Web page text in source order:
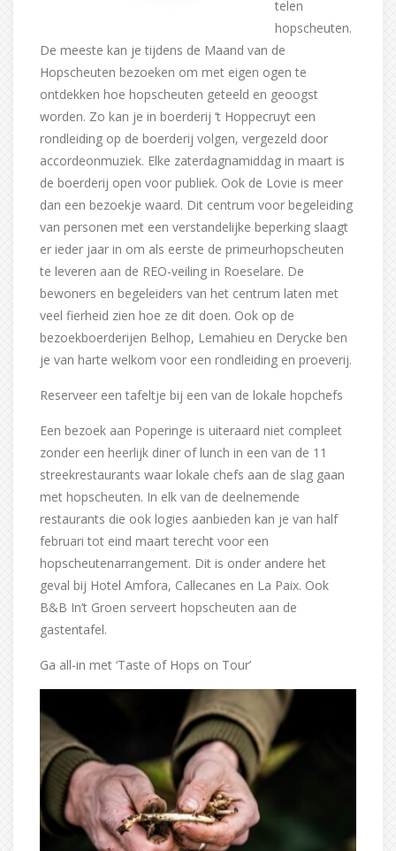
telen
hopscheuten.
De meeste kan je tijdens de Maand van de
Hopscheuten bezoeken om met eigen ogen te
ontdekken hoe hopscheuten geteeld en geoogst
worden. Zo kan je in boerderij ‘t Hoppecruyt een
rondleiding op de boerderij volgen, vergezeld door
accordeonmuziek. Elke zaterdagnamiddag in maart is
de boerderij open voor publiek. Ook de Lovie is meer
dan een bezoekje waard. Dit centrum voor begeleiding
van personen met een verstandelijke beperking slaagt
er ieder jaar in om als eerste de primeurhopscheuten
te leveren aan de REO-veiling in Roeselare. De
bewoners en begeleiders van het centrum laten met
veel fierheid zien hoe ze dit doen. Ook op de
bezoekboerderijen Belhop, Lemahieu en Derycke ben
je van harte welkom voor een rondleiding en proeverij.
Reserveer een tafeltje bij een van de lokale hopchefs
Een bezoek aan Poperinge is uiteraard niet compleet
zonder een heerlijk diner of lunch in een van de 11
streekrestaurants waar lokale chefs aan de slag gaan
met hopscheuten. In elk van de deelnemende
restaurants die ook logies aanbieden kan je van half
februari tot eind maart terecht voor een
hopscheutenarrangement. Dit is onder andere het
geval bij Hotel Amfora, Callecanes en La Paix. Ook
B&B In’t Groen serveert hopscheuten aan de
gastentafel.
Ga all-in met ‘Taste of Hops on Tour’